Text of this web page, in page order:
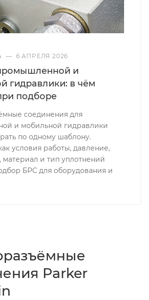
— 6 АПРЕЛЯ 2026
и
гидравлики: в чём
подборе
соединения для
и мобильной гидравлики
по одному шаблону.
условия работы, давление,
материал и тип уплотнений
БРС для оборудования и
Parker